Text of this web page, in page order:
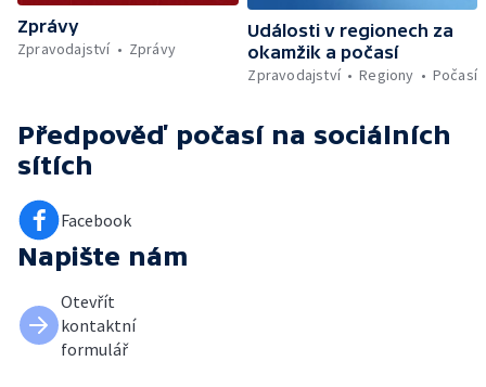
Zprávy
Zpravodajství
Zprávy
Události v regionech za
okamžik a počasí
Zpravodajství
Regiony Počasí
Předpověď počasí na sociálních
sítích
Facebook
Napište nám
Otevřít
kontaktní
formulář